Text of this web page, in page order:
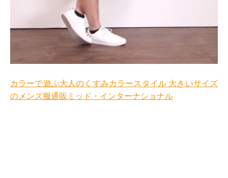
カラーで遊ぶ大人のくすみカラースタイル 大きいサイズ
のメンズ服通販ミッド・インターナショナル